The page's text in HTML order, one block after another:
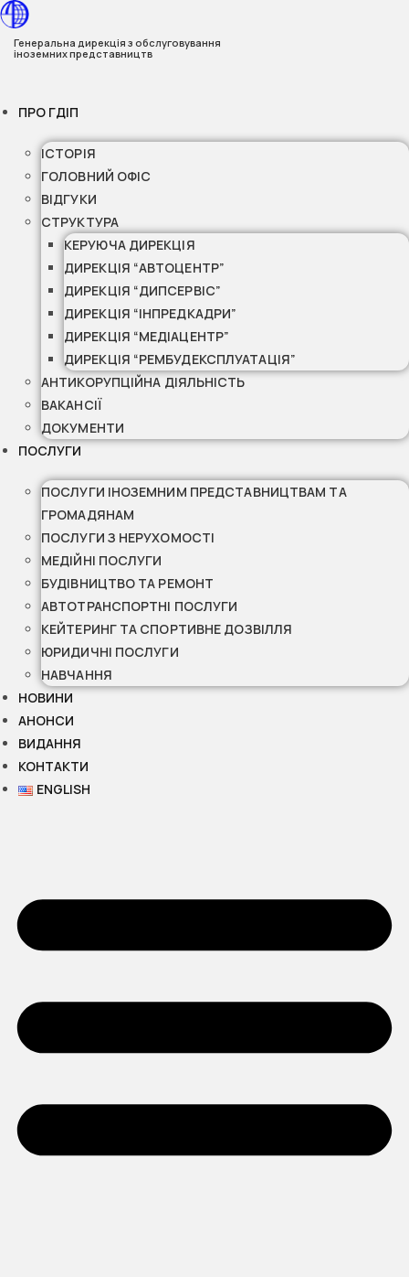
Перейти
до
вмісту
Генеральна дирекція з обслуговування
іноземних представництв
ПРО ГДІП
ІСТОРІЯ
ГОЛОВНИЙ ОФІС
ВІДГУКИ
СТРУКТУРА
КЕРУЮЧА ДИРЕКЦІЯ
ДИРЕКЦІЯ “АВТОЦЕНТР”
ДИРЕКЦІЯ “ДИПСЕРВІС”
ДИРЕКЦІЯ “ІНПРЕДКАДРИ”
ДИРЕКЦІЯ “МЕДІАЦЕНТР”
ДИРЕКЦІЯ “РЕМБУДЕКСПЛУАТАЦІЯ”
АНТИКОРУПЦІЙНА ДІЯЛЬНІСТЬ
ВАКАНСІЇ
ДОКУМЕНТИ
ПОСЛУГИ
ПОСЛУГИ ІНОЗЕМНИМ ПРЕДСТАВНИЦТВАМ ТА
ГРОМАДЯНАМ
ПОСЛУГИ З НЕРУХОМОСТІ
МЕДІЙНІ ПОСЛУГИ
БУДІВНИЦТВО ТА РЕМОНТ
АВТОТРАНСПОРТНІ ПОСЛУГИ
КЕЙТЕРИНГ ТА СПОРТИВНЕ ДОЗВІЛЛЯ
ЮРИДИЧНІ ПОСЛУГИ
НАВЧАННЯ
НОВИНИ
АНОНСИ
ВИДАННЯ
КОНТАКТИ
ENGLISH